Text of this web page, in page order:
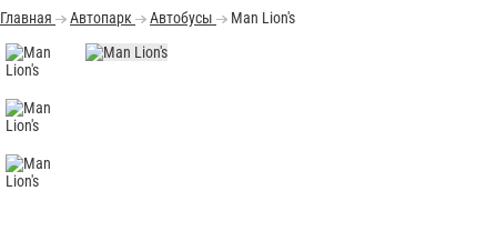
Главная Автопарк Автобусы Man Lion's